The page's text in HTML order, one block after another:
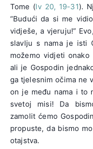
Tome (Iv 20, 19-31).
“Budući da si me
vidješe, a vjeruju!”
slavlju s nama je isti
možemo vidjeti
ali je Gospodin
ga tjelesnim očima ne
on je među nama i to
svetoj misi! Da
zamolit ćemo
propuste, da bismo
otajstva.